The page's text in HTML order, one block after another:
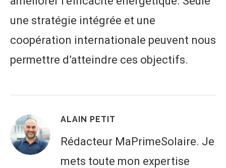
une stratégie intégrée et une
coopération internationale peuvent nous
permettre d’atteindre ces objectifs.
ALAIN PETIT
Rédacteur MaPrimeSolaire. Je
mets toute mon expertise